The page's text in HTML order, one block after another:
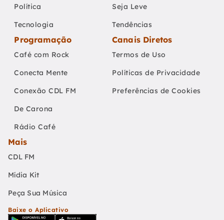
Política
Tecnologia
Seja Leve
Tendências
Programação
Café com Rock
Conecta Mente
Conexão CDL FM
De Carona
Rádio Café
Canais Diretos
Termos de Uso
Políticas de Privacidade
Preferências de Cookies
Mais
CDL FM
Mídia Kit
Peça Sua Música
Baixe o Aplicativo